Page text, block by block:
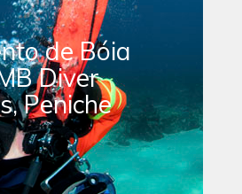
de Bóia
Diver
Peniche